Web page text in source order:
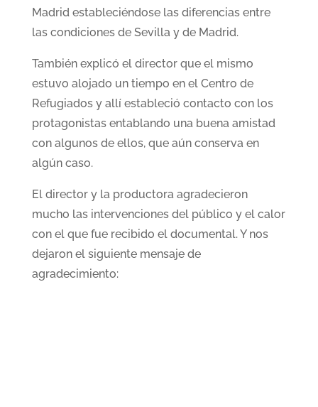
Madrid estableciéndose las diferencias entre
las condiciones de Sevilla y de Madrid.
También explicó el director que el mismo
estuvo alojado un tiempo en el Centro de
Refugiados y allí estableció contacto con los
protagonistas entablando una buena amistad
con algunos de ellos, que aún conserva en
algún caso.
El director y la productora agradecieron
mucho las intervenciones del público y el calor
con el que fue recibido el documental. Y nos
dejaron el siguiente mensaje de
agradecimiento: